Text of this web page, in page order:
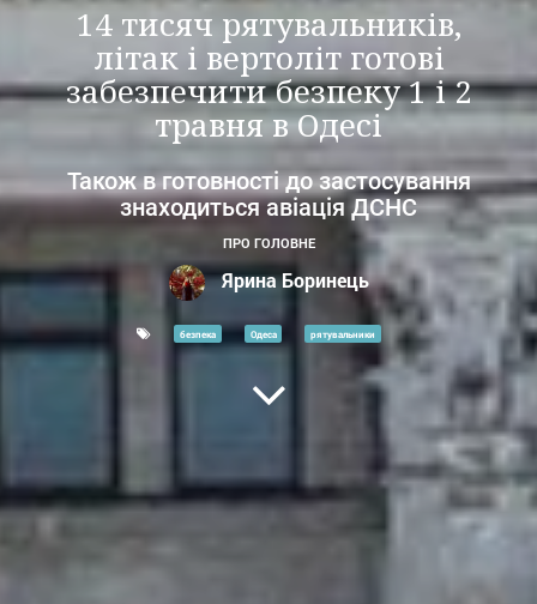
14 тисяч рятувальників,
літак і вертоліт готові
забезпечити безпеку 1 і 2
травня в Одесі
Також в готовності до застосування
знаходиться авіація ДСНС
ПРО ГОЛОВНЕ
Ярина Боринець
безпека Одеса рятувальники